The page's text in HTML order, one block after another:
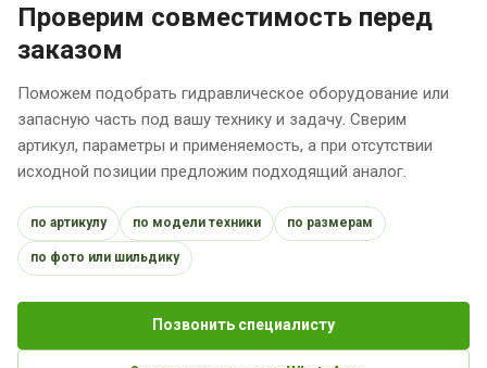
Проверим совместимость перед
заказом
Поможем подобрать гидравлическое оборудование или
запасную часть под вашу технику и задачу. Сверим
артикул, параметры и применяемость, а при отсутствии
исходной позиции предложим подходящий аналог.
по артикулу по модели техники по размерам
по фото или шильдику
Позвонить специалисту